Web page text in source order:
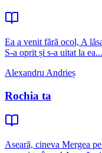
Ea a venit fără ocol, A
S-a oprit și s-a uitat la
Alexandru Andrieș
Rochia ta
Aseară, cineva Mergea